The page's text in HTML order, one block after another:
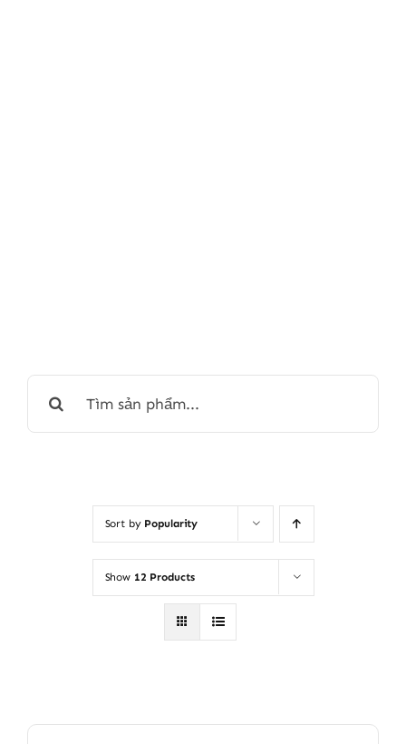
Search
Sort by Popularity
Show 12 Products